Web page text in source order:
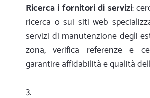
Ricerca i fornitori di servizi:
ricerca o sui siti web
servizi di manutenzione degli
zona, verifica referenze e
garantire affidabilità e qualità